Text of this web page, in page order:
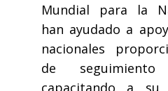
Mundial para la
han ayudado a
nacionales
de
capacitando a su